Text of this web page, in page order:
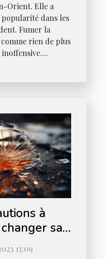
Orient. Elle a
dans les
Fumer la
rien de plus
à
sa
13:09